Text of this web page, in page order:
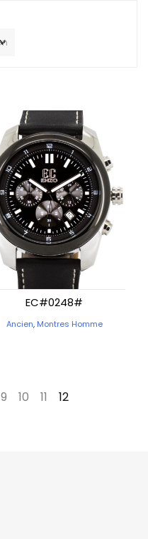
EC#0248#
Ancien, Montres Homme
9 10 11 12